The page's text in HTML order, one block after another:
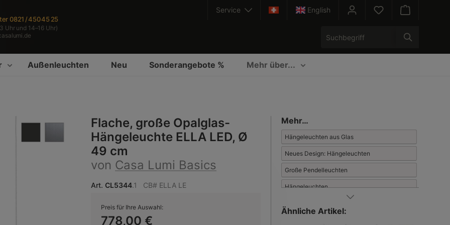
0821 / 450 45 25
Uhr und 14–16 Uhr)
Service
English
Außenleuchten Neu Sonderangebote % Mehr über...
Flache, große Opalglas-
Hängeleuchte ELLA LED, Ø
49 cm
von Casa Lumi Basics
Art. CL5344.1 CB# ELLA LE
Preis für Ihre Auswahl:
778,00 €
Mehr…
Hängeleuchten aus Glas
Neues Design: Hängeleuchten
Große Pendelleuchten
Hängeleuchten
Ähnliche Artikel: